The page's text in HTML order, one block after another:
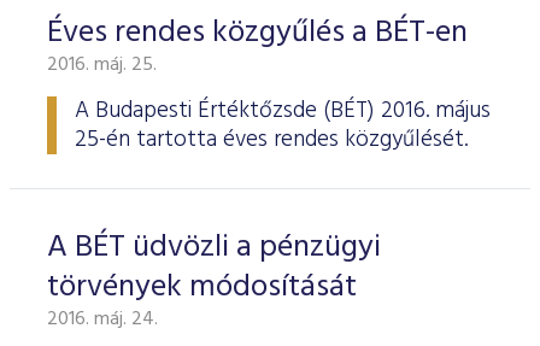
Éves rendes közgyűlés a BÉT-en
2016. máj. 25.
A Budapesti Értéktőzsde (BÉT) 2016. május
25-én tartotta éves rendes köz­gyűlését.
A BÉT üdvözli a pénzügyi
törvények módosítását
2016. máj. 24.